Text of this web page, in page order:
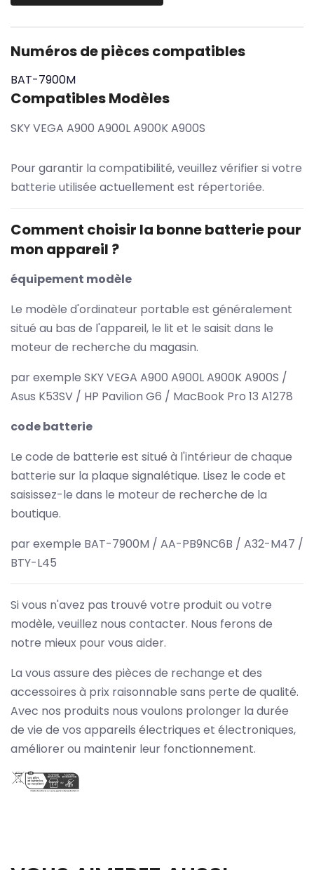
Numéros de pièces compatibles
BAT-7900M
Compatibles Modèles
SKY VEGA A900 A900L A900K A900S
Pour garantir la compatibilité, veuillez vérifier si votre
batterie utilisée actuellement est répertoriée.
Comment choisir la bonne batterie pour
mon appareil ?
équipement modèle
Le modèle d'ordinateur portable est généralement
situé au bas de l'appareil, le lit et le saisit dans le
moteur de recherche du magasin.
par exemple SKY VEGA A900 A900L A900K A900S /
Asus K53SV / HP Pavilion G6 / MacBook Pro 13 A1278
code batterie
Le code de batterie est situé à l'intérieur de chaque
batterie sur la plaque signalétique. Lisez le code et
saisissez-le dans le moteur de recherche de la
boutique.
par exemple BAT-7900M / AA-PB9NC6B / A32-M47 /
BTY-L45
Si vous n'avez pas trouvé votre produit ou votre
modèle, veuillez nous contacter. Nous ferons de
notre mieux pour vous aider.
La vous assure des pièces de rechange et des
accessoires à prix raisonnable sans perte de qualité.
Avec nos produits nous voulons prolonger la durée
de vie de vos appareils électriques et électroniques,
améliorer ou maintenir leur fonctionnement.